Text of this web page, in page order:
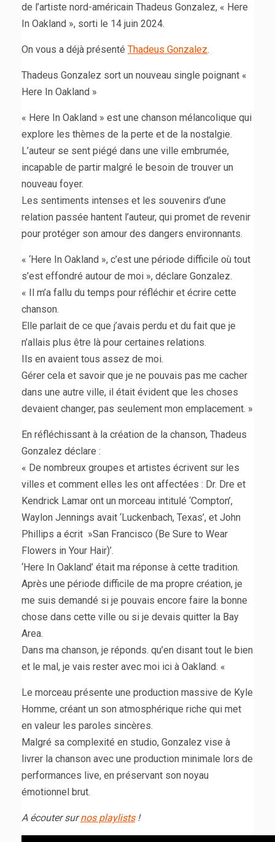
de l’artiste nord-américain Thadeus Gonzalez, « Here
In Oakland », sorti le 14 juin 2024.
On vous a déjà présenté Thadeus Gonzalez.
Thadeus Gonzalez sort un nouveau single poignant «
Here In Oakland »
« Here In Oakland » est une chanson mélancolique qui
explore les thèmes de la perte et de la nostalgie.
L’auteur se sent piégé dans une ville embrumée,
incapable de partir malgré le besoin de trouver un
nouveau foyer.
Les sentiments intenses et les souvenirs d’une
relation passée hantent l’auteur, qui promet de revenir
pour protéger son amour des dangers environnants.
« ‘Here In Oakland », c’est une période difficile où tout
s’est effondré autour de moi », déclare Gonzalez.
« Il m’a fallu du temps pour réfléchir et écrire cette
chanson.
Elle parlait de ce que j’avais perdu et du fait que je
n’allais plus être là pour certaines relations.
Ils en avaient tous assez de moi.
Gérer cela et savoir que je ne pouvais pas me cacher
dans une autre ville, il était évident que les choses
devaient changer, pas seulement mon emplacement. »
En réfléchissant à la création de la chanson, Thadeus
Gonzalez déclare :
« De nombreux groupes et artistes écrivent sur les
villes et comment elles les ont affectées : Dr. Dre et
Kendrick Lamar ont un morceau intitulé ‘Compton’,
Waylon Jennings avait ‘Luckenbach, Texas’, et John
Phillips a écrit »San Francisco (Be Sure to Wear
Flowers in Your Hair)’.
‘Here In Oakland’ était ma réponse à cette tradition.
Après une période difficile de ma propre création, je
me suis demandé si je pouvais encore faire la bonne
chose dans cette ville ou si je devais quitter la Bay
Area.
Dans ma chanson, je réponds. qu’en disant tout le bien
et le mal, je vais rester avec moi ici à Oakland. «
Le morceau présente une production massive de Kyle
Homme, créant un son atmosphérique riche qui met
en valeur les paroles sincères.
Malgré sa complexité en studio, Gonzalez vise à
livrer la chanson avec une production minimale lors de
performances live, en préservant son noyau
émotionnel brut.
A écouter surnos playlists!